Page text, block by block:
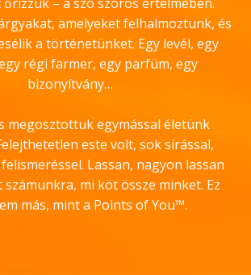
amelyeket felhalmoztunk, és
a történetünket. Egy levél, egy
régi farmer, egy parfüm, egy
bizonyítvány…
megosztottuk egymással életünk
este volt, sok sírással,
Lassan, nagyon lassan
számunkra, mi köt össze minket. Ez
más, mint a Points of You™.